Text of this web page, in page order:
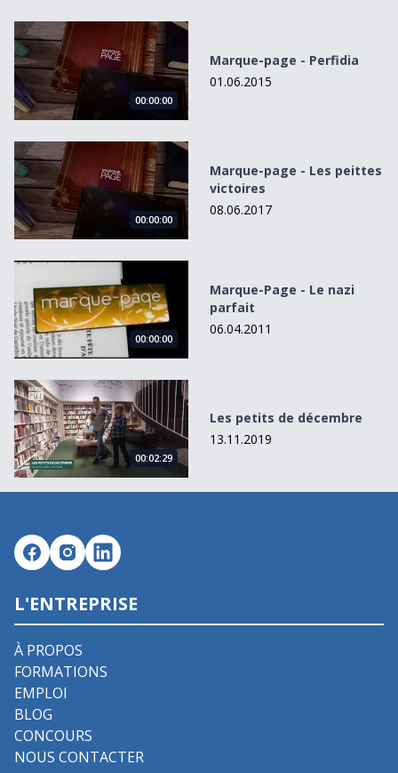
Marque-page - Perfidia
00:00:00
Marque-page - Perfidia
01.06.2015
Marque-page - Les peittes victoires
00:00:00
Marque-page - Les peittes
victoires
08.06.2017
Marque-Page - Le nazi parfait
00:00:00
Marque-Page - Le nazi
parfait
06.04.2011
Les petits de décembre
00:02:29
Les petits de décembre
13.11.2019
L'ENTREPRISE
À PROPOS
FORMATIONS
EMPLOI
BLOG
CONCOURS
NOUS CONTACTER